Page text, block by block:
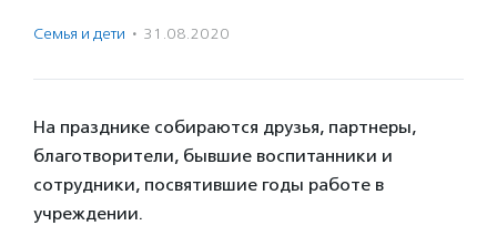
Семья и дети · 31.08.2020
На празднике собираются друзья, партнеры,
благотворители, бывшие воспитанники и
сотрудники, посвятившие годы работе в
учреждении.